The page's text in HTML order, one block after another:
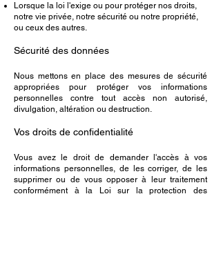
Lorsque la loi l'exige ou pour protéger nos droits,
notre vie privée, notre sécurité ou notre propriété,
ou ceux des autres.
Sécurité des données
Nous mettons en place des mesures de sécurité
appropriées pour protéger vos informations
personnelles contre tout accès non autorisé,
divulgation, altération ou destruction.
Vos droits de confidentialité
Vous avez le droit de demander l'accès à vos
informations personnelles, de les corriger, de les
supprimer ou de vous opposer à leur traitement
conformément à la Loi sur la protection des